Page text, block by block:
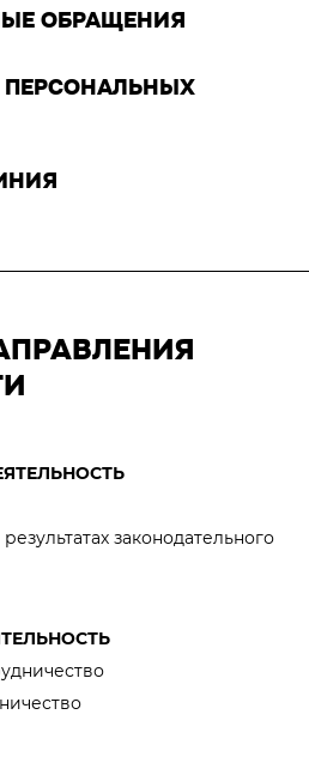
ОБРАЩЕНИЯ
ПЕРСОНАЛЬНЫХ
законодательного